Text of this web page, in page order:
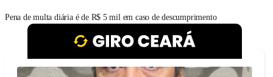
Pena de multa diária é de R$ 5 mil em caso de descumprimento